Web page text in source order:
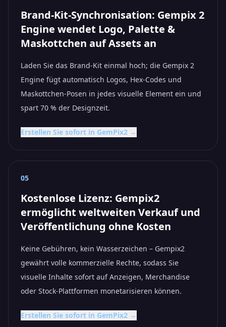
Brand-Kit-Synchronisation: Gempix 2
Engine wendet Logo, Palette &
Maskottchen auf Assets an
Laden Sie das Brand-Kit einmal hoch; die Gempix 2
Engine fügt automatisch Logos, Hex-Codes und
Maskottchen-Posen in jedes visuelle Element ein und
spart 70 % der Designzeit.
Erstellen Sie sofort in GemPix2 →
05
Kostenlose Lizenz: Gempix2
ermöglicht weltweiten Verkauf und
Veröffentlichung ohne Kosten
Keine Gebühren, kein Wasserzeichen – Gempix2
gewährt volle kommerzielle Rechte, sodass Sie
visuelle Inhalte sofort auf Anzeigen, Merchandise
oder Stock-Plattformen monetarisieren können.
Erstellen Sie sofort in GemPix2 →